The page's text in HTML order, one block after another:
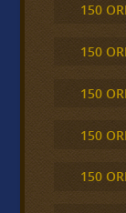
150
150
150
150
150